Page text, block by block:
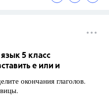
5 класс
е или и
окончания глаголов.